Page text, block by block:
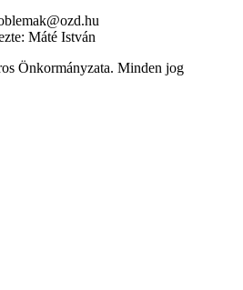
Máté István
Önkormányzata. Minden jog